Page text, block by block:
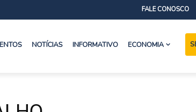
FALE CONOSCO
NOTÍCIAS INFORMATIVO ECONOMIA